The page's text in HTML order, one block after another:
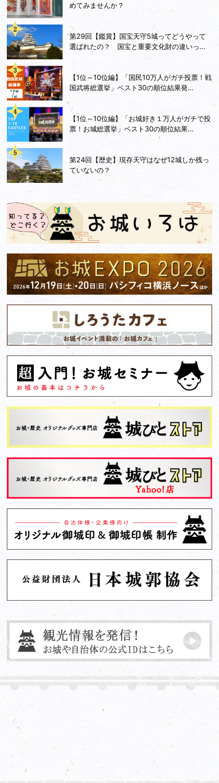
めてみませんか？
第29回【鑑賞】国宝天守5城ってどうやって
選ばれたの？ 国宝と重要文化財の違いっ...
【1位～10位編】「国民10万人がガチ投票！戦
国武将総選挙」ベスト30の順位結果発...
【1位～10位編】「お城好き１万人がガチで投
票！お城総選挙」ベスト30の順位結果...
第24回【歴史】現存天守はなぜ12城しか残っ
ていないの？